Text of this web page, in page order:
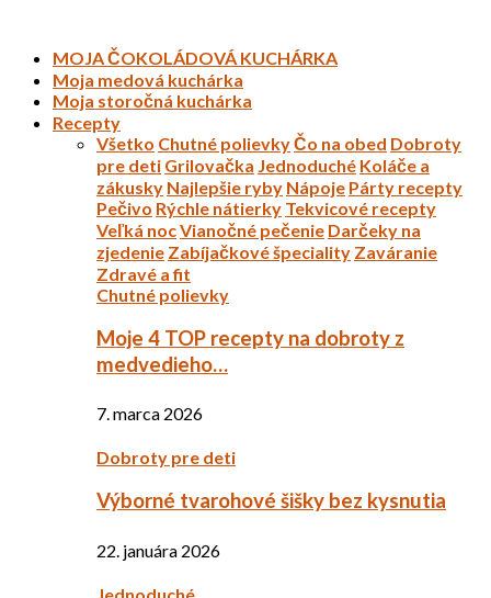
MOJA ČOKOLÁDOVÁ KUCHÁRKA
Moja medová kuchárka
Moja storočná kuchárka
Recepty
Všetko Chutné polievkyČo na obed Dobroty
pre deti Grilovačka Jednoduché Koláče a
zákusky Najlepšie ryby Nápoje Párty recepty
Pečivo Rýchle nátierky Tekvicové recepty
Veľká nocVianočné pečenie Darčeky na
zjedenie Zabíjačkové špeciality Zaváranie
Zdravé a fit
Chutné polievky
Moje 4 TOP recepty na dobroty z
medvedieho…
7. marca 2026
Dobroty pre deti
Výborné tvarohové šišky bez kysnutia
22. januára 2026